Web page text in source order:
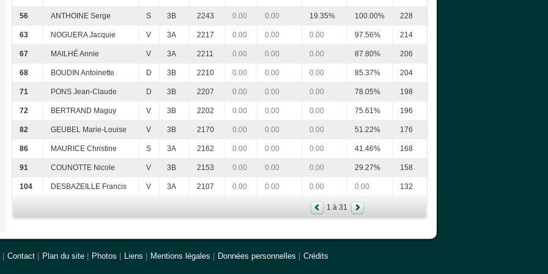
56 ANTHOINE Serge S 3B 2243 0.00 0.00 19.35% 100.00% 228
63 NOGUERA Jacquie V 3A 2217 0.00 0.00 0.00 97.56% 214
67 MAILHÉ Annie V 3A 2211 0.00 0.00 0.00 87.80% 206
68 BOUDIN Antoinette D 3B 2210 0.00 0.00 0.00 85.37% 204
71 PONS Jean-Claude D 3B 2207 0.00 0.00 0.00 78.05% 198
72 BERTRAND Maguy V 3B 2202 0.00 0.00 0.00 75.61% 196
82 GEUBEL Marie-Louise V 3B 2170 0.00 0.00 0.00 51.22% 176
86 MAURICE Christine S 3A 2162 0.00 0.00 0.00 41.46% 168
91 COUNOTTE Nicole V 3B 2153 0.00 0.00 0.00 29.27% 158
104 DESBAZEILLE Francis V 3A 2107 0.00 0.00 0.00 0.00 132
1 à 31
Contact Plan du site Photos Liens Mentions légales Données personnelles Crédits